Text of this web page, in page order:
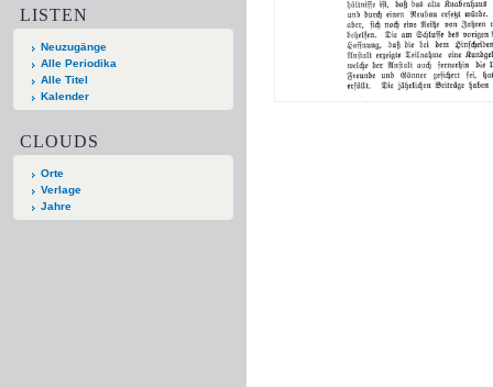
LISTEN
Neuzugänge
Alle Periodika
Alle Titel
Kalender
CLOUDS
Orte
Verlage
Jahre